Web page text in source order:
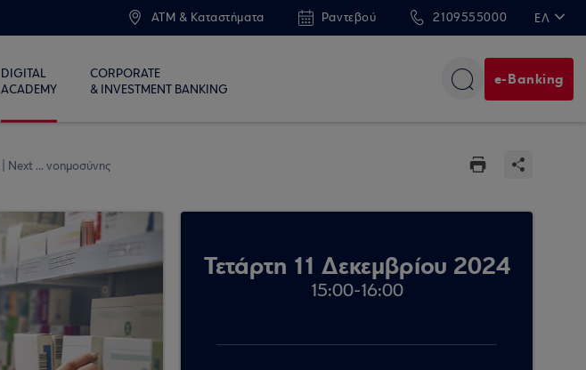
ATM & Καταστήματα Ραντεβού 2109555000 ΕΛ
DIGITAL
ACADEMY
CORPORATE
& INVESTMENT BANKING
e-Banking
Next ... νοημοσύνης
Τετάρτη 11 Δεκεμβρίου 2024
15:00-16:00